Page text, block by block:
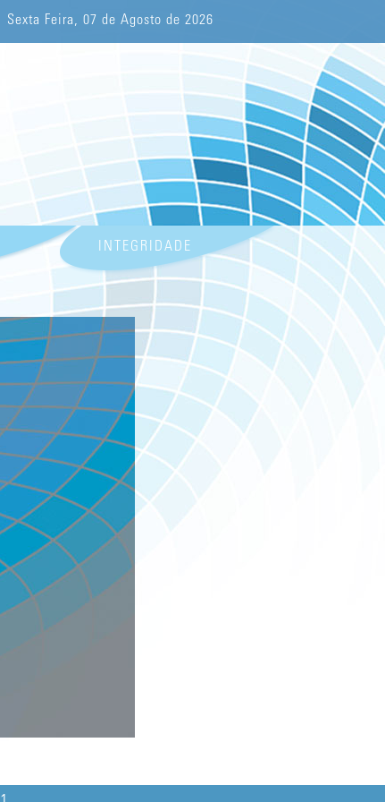
Sexta Feira, 07 de Agosto de 2026
INTEGRIDADE